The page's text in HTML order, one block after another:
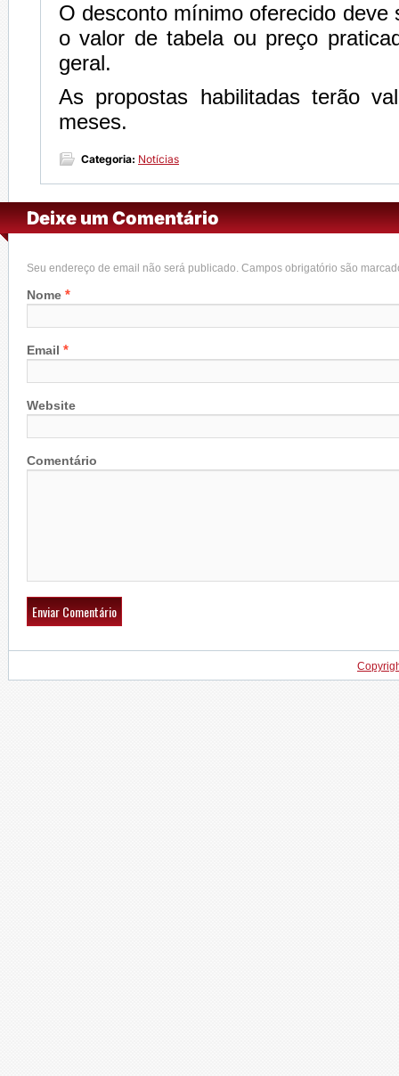
O desconto mínimo oferecido deve
o valor de tabela ou preço
geral.
As propostas habilitadas terão
meses.
Categoria: Notícias
Deixe um Comentário
Seu endereço de email não será publicado. Campos obrigatório são
Nome *
Email *
Website
Comentário